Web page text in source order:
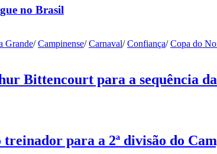
no Brasil
Grande/ Campinense/ Carnaval/ Confiança/ Copa do
Bittencourt para a sequência
para a 2ª divisão do